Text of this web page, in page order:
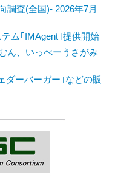
調査(全国)- 2026年7月
ム｢IMAgent｣提供開始
ん、いっぺーうさがみ
ダーバーガー｣などの販